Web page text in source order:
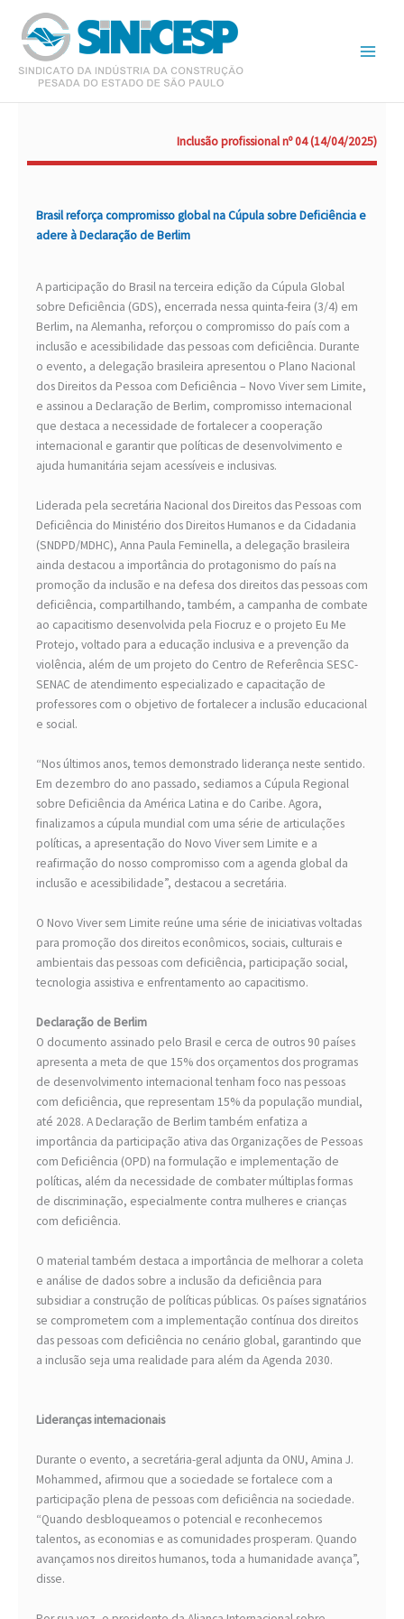
para
conteúdo
Inclusão profissional nº 04 (14/04/2025)
Brasil reforça compromisso global na Cúpula sobre Deficiência e
adere à Declaração de Berlim
A participação do Brasil na terceira edição da Cúpula Global
sobre Deficiência (GDS), encerrada nessa quinta-feira (3/4) em
Berlim, na Alemanha, reforçou o compromisso do país com a
inclusão e acessibilidade das pessoas com deficiência. Durante
o evento, a delegação brasileira apresentou o Plano Nacional
dos Direitos da Pessoa com Deficiência – Novo Viver sem Limite,
e assinou a Declaração de Berlim, compromisso internacional
que destaca a necessidade de fortalecer a cooperação
internacional e garantir que políticas de desenvolvimento e
ajuda humanitária sejam acessíveis e inclusivas.
Liderada pela secretária Nacional dos Direitos das Pessoas com
Deficiência do Ministério dos Direitos Humanos e da Cidadania
(SNDPD/MDHC), Anna Paula Feminella, a delegação brasileira
ainda destacou a importância do protagonismo do país na
promoção da inclusão e na defesa dos direitos das pessoas com
deficiência, compartilhando, também, a campanha de combate
ao capacitismo desenvolvida pela Fiocruz e o projeto Eu Me
Protejo, voltado para a educação inclusiva e a prevenção da
violência, além de um projeto do Centro de Referência SESC-
SENAC de atendimento especializado e capacitação de
professores com o objetivo de fortalecer a inclusão educacional
e social.
“Nos últimos anos, temos demonstrado liderança neste sentido.
Em dezembro do ano passado, sediamos a Cúpula Regional
sobre Deficiência da América Latina e do Caribe. Agora,
finalizamos a cúpula mundial com uma série de articulações
políticas, a apresentação do Novo Viver sem Limite e a
reafirmação do nosso compromisso com a agenda global da
inclusão e acessibilidade”, destacou a secretária.
O Novo Viver sem Limite reúne uma série de iniciativas voltadas
para promoção dos direitos econômicos, sociais, culturais e
ambientais das pessoas com deficiência, participação social,
tecnologia assistiva e enfrentamento ao capacitismo.
Declaração de Berlim
O documento assinado pelo Brasil e cerca de outros 90 países
apresenta a meta de que 15% dos orçamentos dos programas
de desenvolvimento internacional tenham foco nas pessoas
com deficiência, que representam 15% da população mundial,
até 2028. A Declaração de Berlim também enfatiza a
importância da participação ativa das Organizações de Pessoas
com Deficiência (OPD) na formulação e implementação de
políticas, além da necessidade de combater múltiplas formas
de discriminação, especialmente contra mulheres e crianças
com deficiência.
O material também destaca a importância de melhorar a coleta
e análise de dados sobre a inclusão da deficiência para
subsidiar a construção de políticas públicas. Os países signatários
se comprometem com a implementação contínua dos direitos
das pessoas com deficiência no cenário global, garantindo que
a inclusão seja uma realidade para além da Agenda 2030.
Lideranças internacionais
Durante o evento, a secretária-geral adjunta da ONU, Amina J.
Mohammed, afirmou que a sociedade se fortalece com a
participação plena de pessoas com deficiência na sociedade.
“Quando desbloqueamos o potencial e reconhecemos
talentos, as economias e as comunidades prosperam. Quando
avançamos nos direitos humanos, toda a humanidade avança”,
disse.